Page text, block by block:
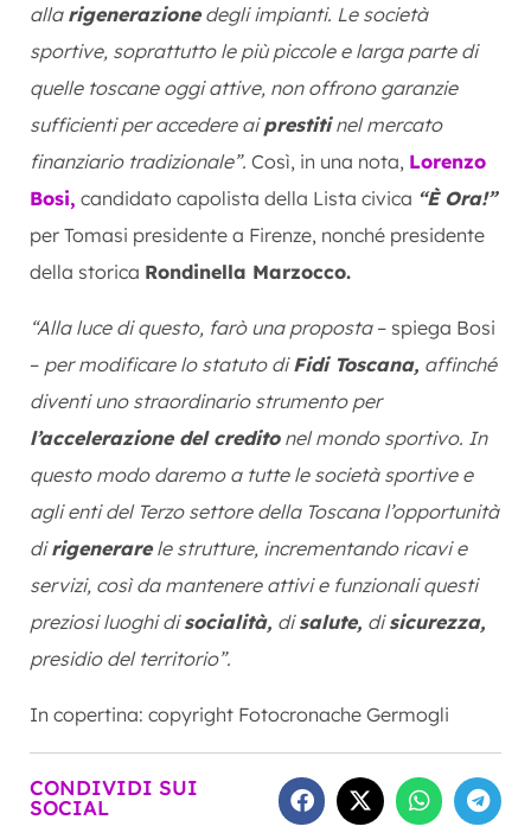
alla rigenerazionedegli impianti. Le società
sportive, soprattutto le più piccole e larga parte di
quelle toscane oggi attive, non offrono garanzie
sufficienti per accedere aiprestitinel mercato
finanziario tradizionale”. Così, in una nota, Lorenzo
Bosi, candidato capolista della Lista civica “È Ora!”
per Tomasi presidente a Firenze, nonché presidente
della storica Rondinella Marzocco.
“Alla luce di questo, farò una proposta– spiega Bosi
– per modificare lo statuto diFidi Toscana, affinché
diventi uno straordinario strumento per
l’accelerazione del creditonel mondo sportivo. In
questo modo daremo a tutte le società sportive e
agli enti del Terzo settore della Toscana l’opportunità
dirigenerarele strutture, incrementando ricavi e
servizi, così da mantenere attivi e funzionali questi
preziosi luoghi disocialità, disalute, disicurezza,
presidio del territorio”.
In copertina: copyright Fotocronache Germogli
CONDIVIDI SUI
SOCIAL